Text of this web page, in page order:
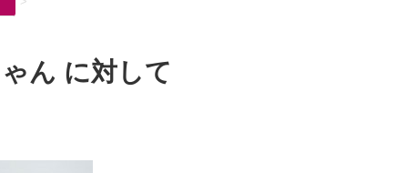
ん に対して